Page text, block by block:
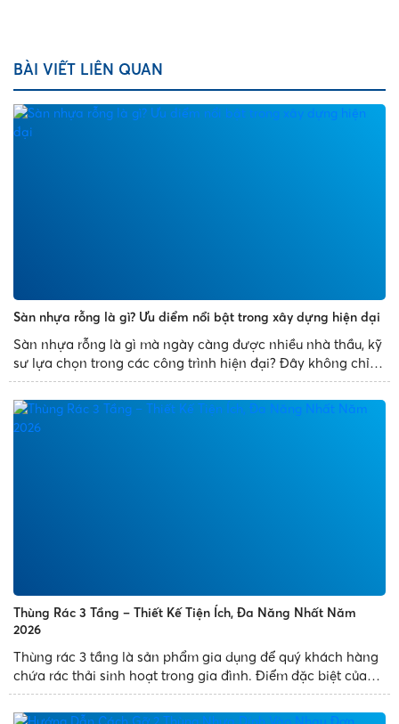
BÀI VIẾT LIÊN QUAN
Sàn nhựa rỗng là gì? Ưu điểm nổi bật trong xây dựng hiện đại
Sàn nhựa rỗng là gì mà ngày càng được nhiều nhà thầu, kỹ
sư lựa chọn trong các công trình hiện đại? Đây không chỉ là
giải pháp thay thế cho sàn bê tông truyền thống mà còn
mang đến nhiều ưu điểm vượt trội như giảm trọng tải...
Thùng Rác 3 Tầng – Thiết Kế Tiện Ích, Đa Năng Nhất Năm
2026
Thùng rác 3 tầng là sản phẩm gia dụng để quý khách hàng
chứa rác thải sinh hoạt trong gia đình. Điểm đặc biệt của
sản phẩm là thùng rác thiết kế 3 ngăn, có nhiều diện tích
chứa đựng rác và mang đến tiện ích cho quý khách...